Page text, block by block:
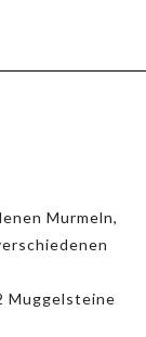
Murmeln,
Muggelsteine